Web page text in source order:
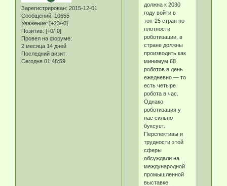
Зарегистрирован: 2015-12-01
Сообщений: 10655
Уважение: [+23/-0]
Позитив: [+0/-0]
Провел на форуме:
2 месяца 14 дней
Последний визит:
Сегодня 01:48:59
должна к 2030
году войти в
топ-25 стран по
плотности
роботизации, в
стране должны
производить как
минимум 68
роботов в день
ежедневно — то
есть четыре
робота в час.
Однако
роботизация у
нас сильно
буксует.
Перспективы и
трудности этой
сферы
обсуждали на
международной
промышленной
выставке